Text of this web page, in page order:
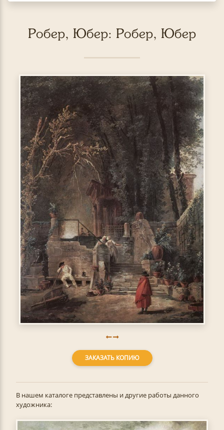
Робер, Юбер: Робер, Юбер
ЗАКАЗАТЬ КОПИЮ
В нашем каталоге представлены и другие работы данного
художника: